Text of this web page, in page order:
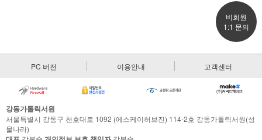
비회원
1:1 문의
PC 버전 이용안내 고객센터
강동가톨릭서원
서울특별시 강동구 천호대로 1092 (에스케이허브진) 114-2호 강동가톨릭서원(성
물나라)